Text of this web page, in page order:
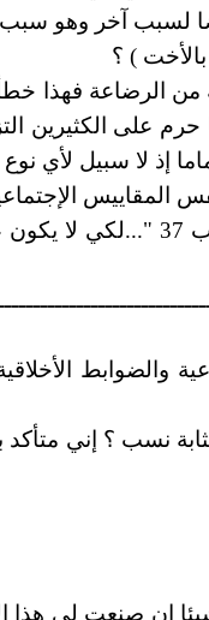
لسبب آخر وهو
) ؟
من الرضاعة فهذا
على الكثيرين
إذ لا سبيل لأي نوع
المقاييس
يتزوج بزوجة ابنه بالتبني إن هو
والضوابط
؟ إني متأكد
31ـ42 " ...فقال يعقوب لا